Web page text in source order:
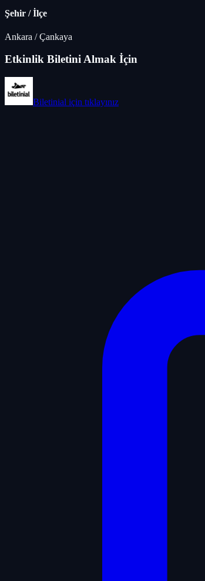
Şehir / İlçe
Ankara /Çankaya
Etkinlik Biletini Almak İçin
Biletinial için tıklayınız